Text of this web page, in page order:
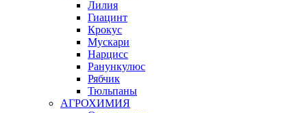
Лилия
Гиацинт
Крокус
Мускари
Нарцисс
Ранункулюс
Рябчик
Тюльпаны
АГРОХИМИЯ